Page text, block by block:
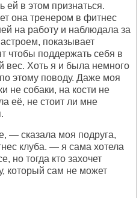
ей в этом признаться.
она тренером в фитнес
на работу и наблюдала за
показывает
чтобы поддержать себя в
вес. Хоть я и была немного
этому поводу. Даже моя
не собаки, на кости не
её, не стоит ли мне
— сказала моя подруга,
клуба. — я сама хотела
но тогда кто захочет
который сам не может